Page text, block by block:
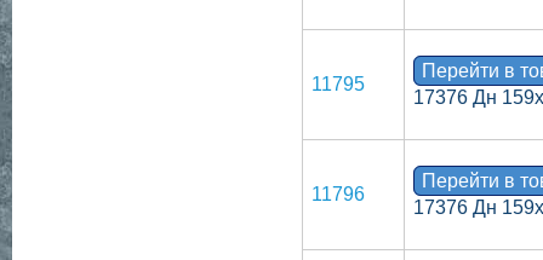
11795
Перейти в
17376 Дн
11796
Перейти в
17376 Дн